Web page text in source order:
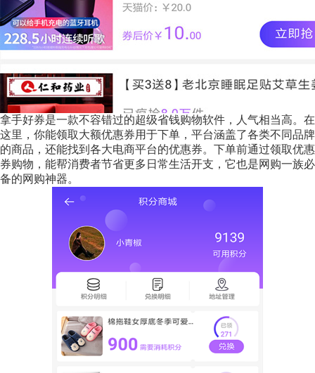
拿手好券是一款不容错过的超级省钱购物软件，人气相当高。在
这里，你能领取大额优惠券用于下单，平台涵盖了各类不同品牌
的商品，还能找到各大电商平台的优惠券。下单前通过领取优惠
券购物，能帮消费者节省更多日常生活开支，它也是网购一族必
备的网购神器。